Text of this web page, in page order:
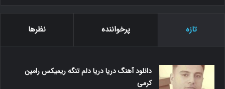
تازه پرخواننده نظرها
دانلود آهنگ دریا دریا دلم تنگه ریمیکس رامین
کرمی